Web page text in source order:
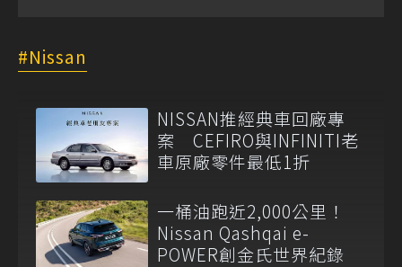
Nissan
NISSAN推經典車回廠專
案 CEFIRO與INFINITI老
車原廠零件最低1折
一桶油跑近2,000公里！
Nissan Qashqai e-
POWER創金氏世界紀錄